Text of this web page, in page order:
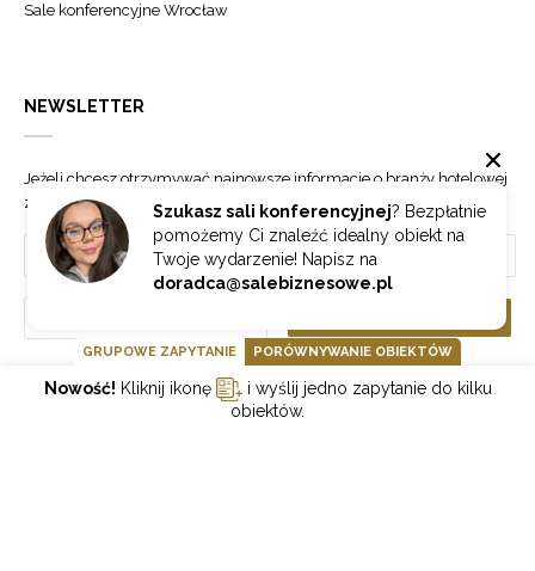
Szukasz sali konferencyjnej? Bezpłatnie
pomożemy Ci znaleźć idealny obiekt na
Twoje wydarzenie! Napisz na
doradca@salebiznesowe.pl
Sale konferencyjne Wrocław
NEWSLETTER
Jeżeli chcesz otrzymywać najnowsze informacje o branży hotelowej
zapisz się do naszego newslettera.
GOONLINE.PL SPÓŁKA Z OGRANICZONĄ ODPOWIEDZIALNOŚCIĄ SP.K.
GRUPOWE ZAPYTANIE PORÓWNYWANIE OBIEKTÓW
Nowość! Kliknij ikonę
i wyślij jedno zapytanie do kilku
obiektów.